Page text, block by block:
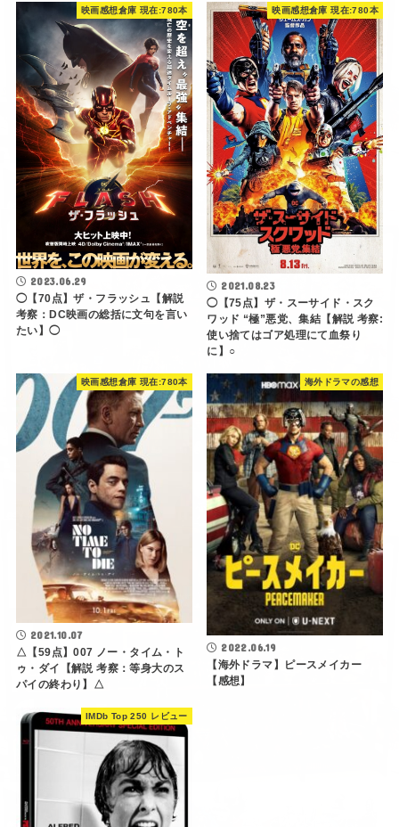
映画感想倉庫 現在:780本
2023.06.29
◯【70点】ザ・フラッシュ【解説
考察：DC映画の総括に文句を言い
たい】◯
映画感想倉庫 現在:780本
2021.08.23
◯【75点】ザ・スーサイド・スク
ワッド “極”悪党、集結【解説 考察:
使い捨てはゴア処理にて血祭り
に】○
映画感想倉庫 現在:780本
2021.10.07
△【59点】007 ノー・タイム・ト
ゥ・ダイ【解説 考察：等身大のス
パイの終わり】△
海外ドラマの感想
2022.06.19
【海外ドラマ】ピースメイカー
【感想】
IMDb Top 250 レビュー